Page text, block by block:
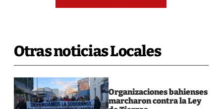
Otras noticias Locales
Organizaciones bahienses
marcharon contra la Ley